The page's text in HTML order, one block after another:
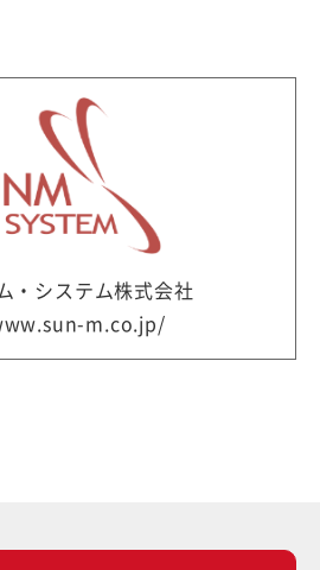
・システム株式会社
m.co.jp/